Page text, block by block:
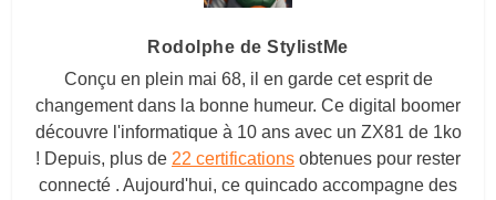
Rodolphe de StylistMe
Conçu en plein mai 68, il en garde cet esprit de
changement dans la bonne humeur. Ce digital boomer
découvre l'informatique à 10 ans avec un ZX81 de 1ko
! Depuis, plus de 22 certifications obtenues pour rester
connecté . Aujourd'hui, ce quincado accompagne des